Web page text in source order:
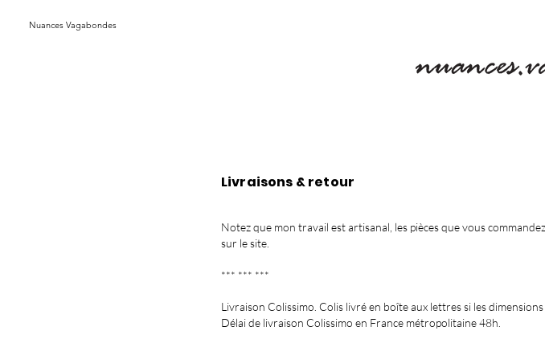
Nuances Vagabondes
Livraisons & retour
Notez que mon travail est artisanal, les pièces que vous
sur le site.
*** *** ***
Livraison Colissimo. Colis livré en boîte aux lettres si les
Délai de livraison Colissimo en France métropolitaine 48h.